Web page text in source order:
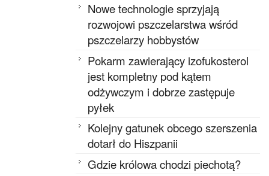
Nowe technologie sprzyjają
rozwojowi pszczelarstwa wśród
pszczelarzy hobbystów
Pokarm zawierający izofukosterol
jest kompletny pod kątem
odżywczym i dobrze zastępuje
pyłek
Kolejny gatunek obcego szerszenia
dotarł do Hiszpanii
Gdzie królowa chodzi piechotą?